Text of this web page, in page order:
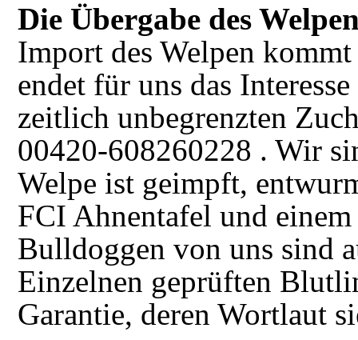
Die Übergabe des
Import des Welpen
endet für uns das
zeitlich unbegrenzten
00420-608260228 . Wir
Welpe ist geimpft,
FCI Ahnentafel und
Bulldoggen von uns sind
Einzelnen geprüften
Garantie, deren Wortlaut